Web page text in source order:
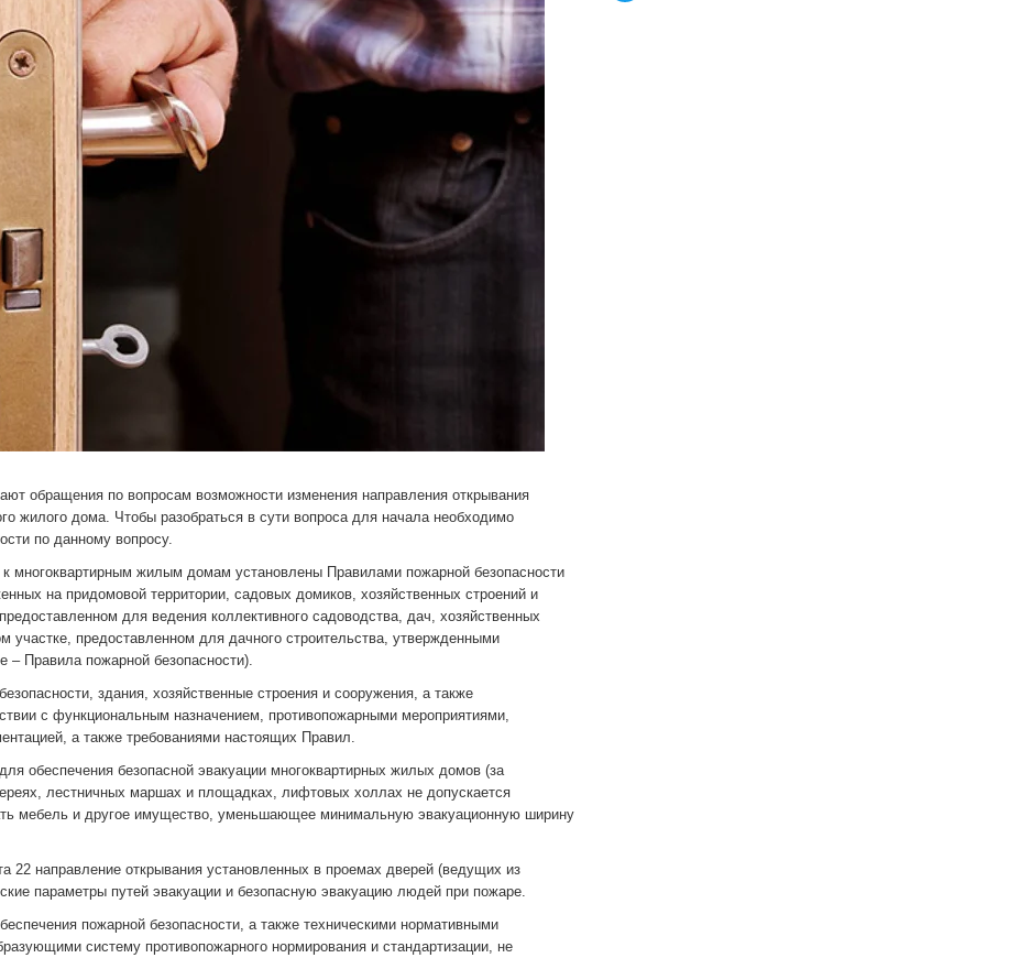
обращения по вопросам возможности изменения направления открывания
жилого дома. Чтобы разобраться в сути вопроса для начала необходимо
по данному вопросу.
многоквартирным жилым домам установлены Правилами пожарной безопасности
на придомовой территории, садовых домиков, хозяйственных строений и
для ведения коллективного садоводства, дач, хозяйственных
участке, предоставленном для дачного строительства, утвержденными
Правила пожарной безопасности).
здания, хозяйственные строения и сооружения, а также
с функциональным назначением, противопожарными мероприятиями,
а также требованиями настоящих Правил.
обеспечения безопасной эвакуации многоквартирных жилых домов (за
лестничных маршах и площадках, лифтовых холлах не допускается
мебель и другое имущество, уменьшающее минимальную эвакуационную ширину
22 направление открывания установленных в проемах дверей (ведущих из
параметры путей эвакуации и безопасную эвакуацию людей при пожаре.
пожарной безопасности, а также техническими нормативными
систему противопожарного нормирования и стандартизации, не